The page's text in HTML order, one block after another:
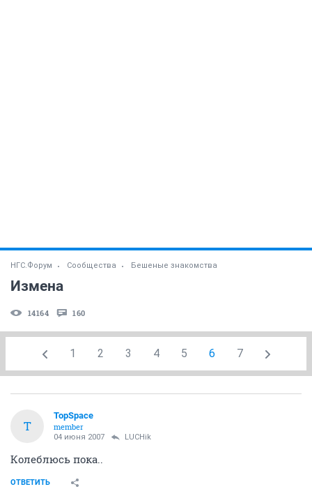
НГС.Форум Сообщества Бешеные знакомства
Измена
14164 160
1 2 3 4 5 6 7
T
TopSpace
member
04 июня 2007 LUCHik
Колеблюсь пока..
ОТВЕТИТЬ